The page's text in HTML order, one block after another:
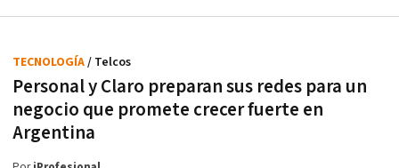
Personal y Claro preparan sus redes para un
negocio que promete crecer fuerte en
Argentina
TECNOLOGÍA/ Telcos